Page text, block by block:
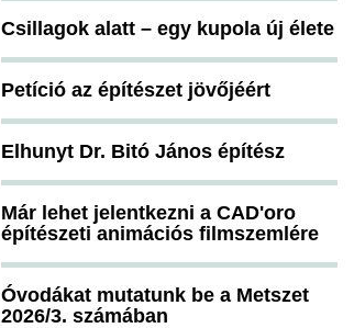
Csillagok alatt – egy kupola új élete
Petíció az építészet jövőjéért
Elhunyt Dr. Bitó János építész
Már lehet jelentkezni a CAD'oro
építészeti animációs filmszemlére
Óvodákat mutatunk be a Metszet
2026/3. számában